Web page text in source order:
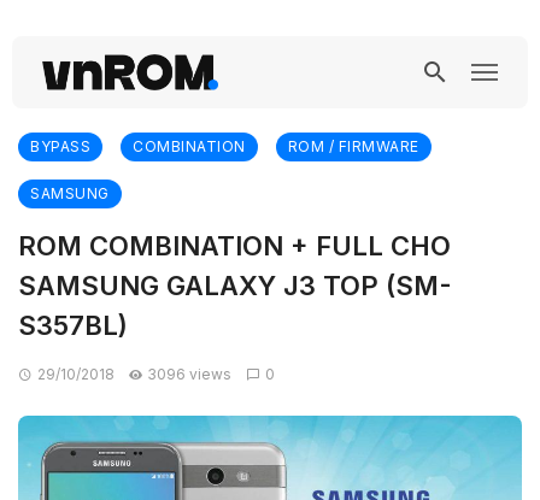
BYPASS COMBINATION ROM / FIRMWARE
SAMSUNG
ROM COMBINATION + FULL CHO
SAMSUNG GALAXY J3 TOP (SM-
S357BL)
29/10/2018 3096 views 0